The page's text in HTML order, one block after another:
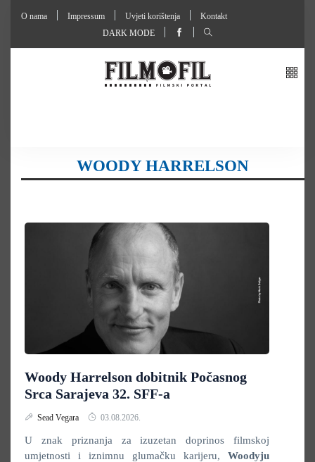
O nama Impressum Uvjeti korištenja
Kontakt
DARK MODE
WOODY HARRELSON
Woody Harrelson dobitnik Počasnog
Srca Sarajeva 32. SFF-a
Sead Vegara 03.08.2026.
U znak priznanja za izuzetan doprinos filmskoj
umjetnosti i iznimnu glumačku karijeru, Woodyju